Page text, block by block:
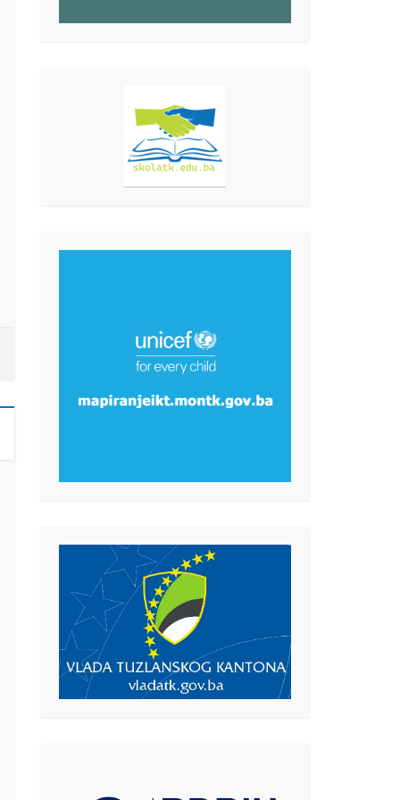
Poništenje Javnog poziva za
subvencionisanje boravka
djece u predškolskim
ustanovama na području